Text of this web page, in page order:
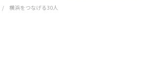
/横浜をつなげる30人